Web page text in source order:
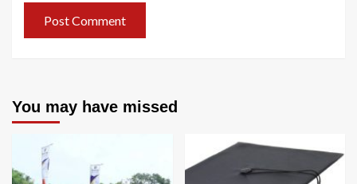
You may have missed